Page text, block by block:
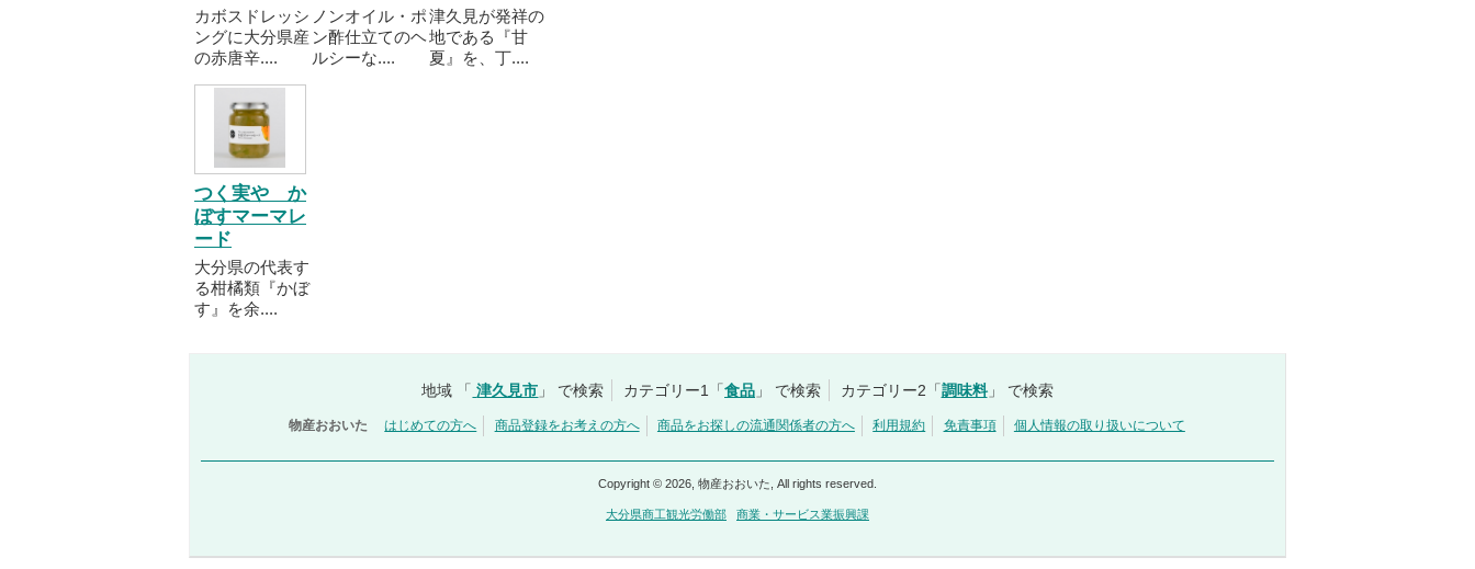
カボスドレッシ
ングに大分県産
の赤唐辛....
ノンオイル・ポ
ン酢仕立てのヘ
ルシーな....
津久見が発祥の
地である『甘
夏』を、丁....
つく実や か
ぼすマーマレ
ード
大分県の代表す
る柑橘類『かぼ
す』を余....
地域 「 津久見市 」 で検索 カテゴリー1「食品 」 で検索 カテゴリー2「調味料」 で検索
物産おおいた はじめての方へ 商品登録をお考えの方へ 商品をお探しの流通関係者の方へ 利用規約 免責事項 個人情報の取り扱いについて
Copyright © 2026, 物産おおいた, All rights reserved.
大分県商工観光労働部 商業・サービス業振興課